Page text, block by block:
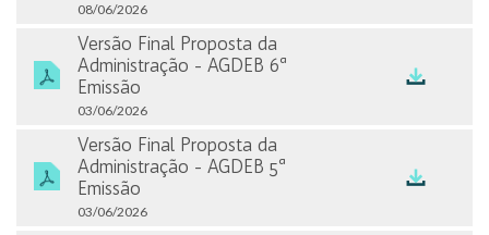
Fatos Relevantes e Comunicados
Formulário de Referência e Formulário
Cadastral
Reunião da Administração
Posição Acionária dos Administradores – Res.
08/06/2026
Versão Final Proposta da
Administração - AGDEB 6ª
Emissão
03/06/2026
Versão Final Proposta da
Administração - AGDEB 5ª
Emissão
03/06/2026